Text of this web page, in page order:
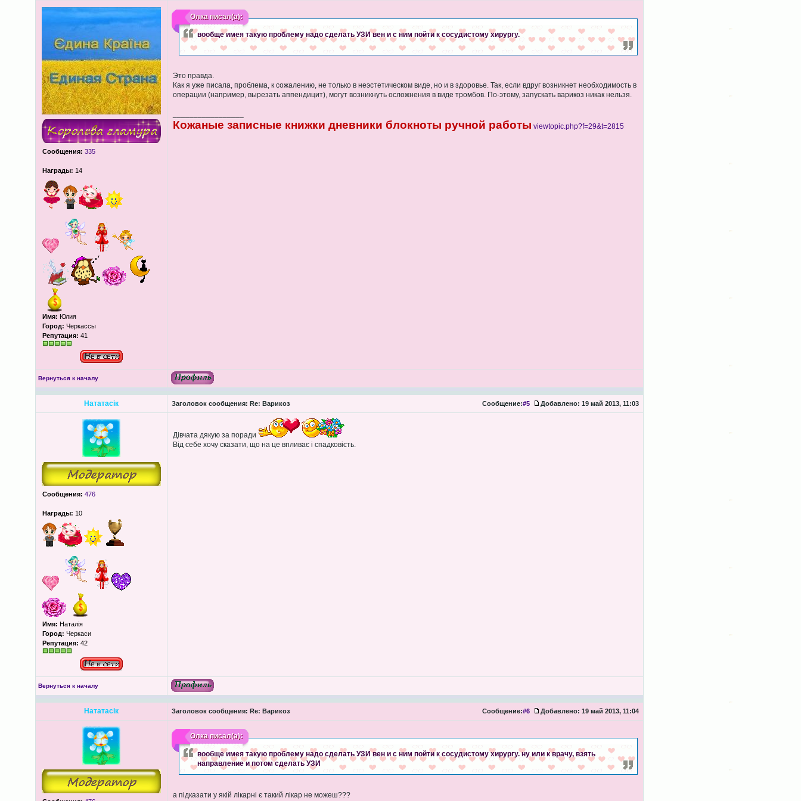
Сообщения: 335
Награды: 14
Имя: Юлия
Город: Черкассы
Репутация: 41
Олкаписал(а):
вообще имея такую проблему надо сделать УЗИ вен и с ним пойти к сосудистому хирургу.
Это правда.
Как я уже писала, проблема, к сожалению, не только в неэстетическом виде, но и в здоровье. Так, если вдруг возникнет необходимость в
операции (например, вырезать аппендицит), могут возникнуть осложнения в виде тромбов. По-этому, запускать варикоз никак нельзя.
Кожаные записные книжки дневники блокноты ручной работы viewtopic.php?f=29&t=2815
Вернуться к началу
Нататасік Заголовок сообщения: Re: Варикоз Сообщение:#5 Добавлено: 19 май 2013, 11:03
Сообщения: 476
Награды: 10
Имя: Наталія
Город: Черкаси
Репутация: 42
Дівчата дякую за поради
Від себе хочу сказати, що на це впливає і спадковість.
Вернуться к началу
Нататасік Заголовок сообщения: Re: Варикоз Сообщение:#6 Добавлено: 19 май 2013, 11:04
Олкаписал(а):
вообще имея такую проблему надо сделать УЗИ вен и с ним пойти к сосудистому хирургу. ну или к врачу, взять
направление и потом сделать УЗИ
а підказати у якій лікарні є такий лікар не можеш???